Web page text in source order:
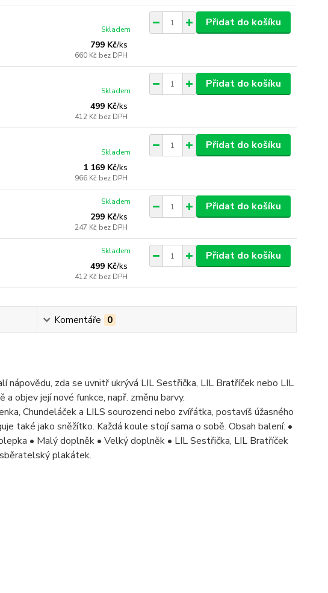
799 Kč/ks
660 Kč bez DPH
Skladem
Přidat do košíku
499 Kč/ks
412 Kč bez DPH
Skladem
Přidat do košíku
1 169 Kč/ks
966 Kč bez DPH
Skladem
Přidat do košíku
299 Kč/ks
247 Kč bez DPH
Skladem Přidat do košíku
499 Kč/ks
412 Kč bez DPH
Skladem Přidat do košíku
Komentáře 0
nápovědu, zda se uvnitř ukrývá LIL Sestřička, LIL Bratříček nebo LIL
objev její nové funkce, např. změnu barvy.
Chundeláček a LILS sourozenci nebo zvířátka, postavíš úžasného
také jako sněžítko. Každá koule stojí sama o sobě. Obsah balení: •
• Malý doplněk • Velký doplněk • LIL Sestřička, LIL Bratříček
plakátek.